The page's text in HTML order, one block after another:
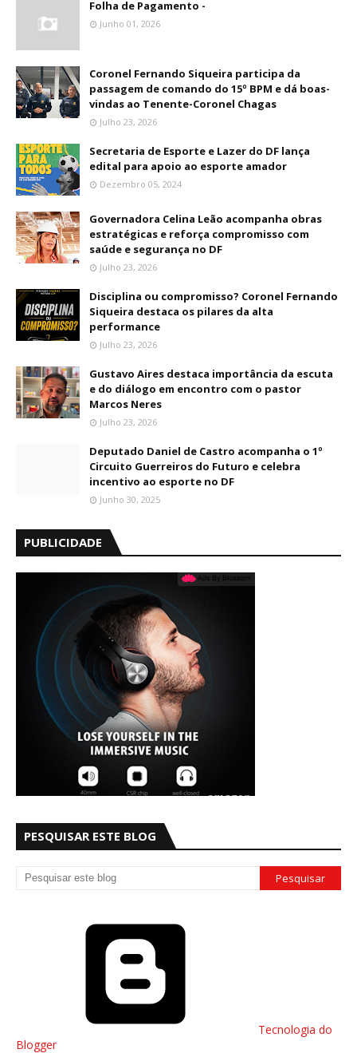
Folha de Pagamento -
Junho 01, 2026
Coronel Fernando Siqueira participa da
passagem de comando do 15º BPM e dá boas-
vindas ao Tenente-Coronel Chagas
Julho 23, 2026
Secretaria de Esporte e Lazer do DF lança
edital para apoio ao esporte amador
Dezembro 05, 2024
Governadora Celina Leão acompanha obras
estratégicas e reforça compromisso com
saúde e segurança no DF
Julho 23, 2026
Disciplina ou compromisso? Coronel Fernando
Siqueira destaca os pilares da alta
performance
Julho 23, 2026
Gustavo Aires destaca importância da escuta
e do diálogo em encontro com o pastor
Marcos Neres
Julho 23, 2026
Deputado Daniel de Castro acompanha o 1º
Circuito Guerreiros do Futuro e celebra
incentivo ao esporte no DF
Junho 30, 2025
PUBLICIDADE
PESQUISAR ESTE BLOG
Tecnologia do
Blogger